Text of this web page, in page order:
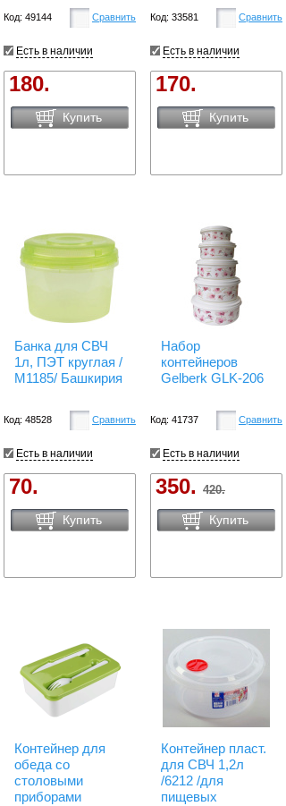
Код: 49144 Сравнить
Есть в наличии
180.
Купить
Код: 33581 Сравнить
Есть в наличии
170.
Купить
Банка для СВЧ
1л, ПЭТ круглая /
М1185/ Башкирия
Код: 48528 Сравнить
Есть в наличии
70.
Купить
Набор
контейнеров
Gelberk GLK-206
Код: 41737 Сравнить
Есть в наличии
350. 420.
Купить
Контейнер для
обеда со
столовыми
приборами
Контейнер пласт.
для СВЧ 1,2л
/6212 /для
пищевых